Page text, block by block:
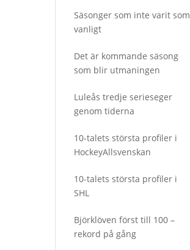
Säsonger som inte varit som
vanligt
Det är kommande säsong
som blir utmaningen
Luleås tredje serieseger
genom tiderna
10-talets största profiler i
HockeyAllsvenskan
10-talets största profiler i
SHL
Björklöven först till 100 –
rekord på gång